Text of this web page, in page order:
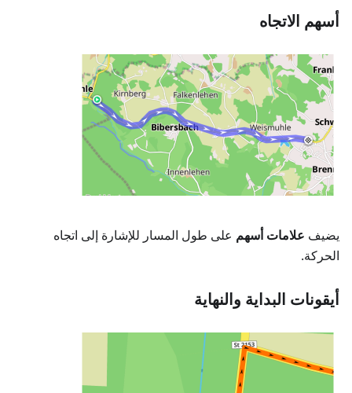
أسهم الاتجاه
يضيف علامات أسهم على طول المسار للإشارة إلى اتجاه
الحركة.
أيقونات البداية والنهاية